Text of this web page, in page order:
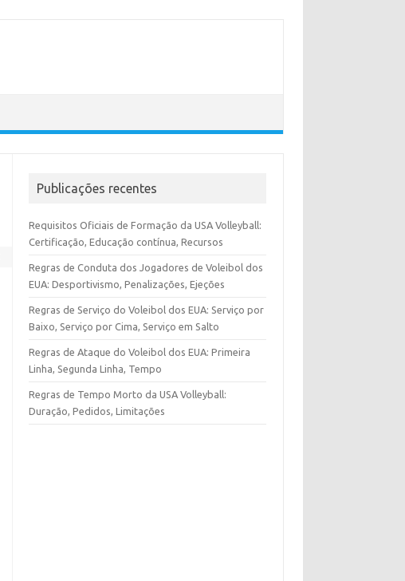
Publicações recentes
Requisitos Oficiais de Formação da USA Volleyball:
Certificação, Educação contínua, Recursos
Regras de Conduta dos Jogadores de Voleibol dos
EUA: Desportivismo, Penalizações, Ejeções
Regras de Serviço do Voleibol dos EUA: Serviço por
Baixo, Serviço por Cima, Serviço em Salto
Regras de Ataque do Voleibol dos EUA: Primeira
Linha, Segunda Linha, Tempo
Regras de Tempo Morto da USA Volleyball:
Duração, Pedidos, Limitações